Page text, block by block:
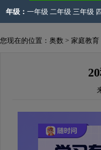
年级： 一年级 二年级 三年级
您现在的位置： 奥数 > 家庭教育